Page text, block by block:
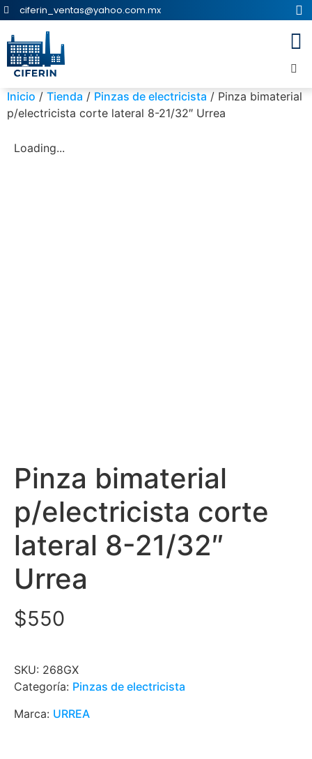
ciferin_ventas@yahoo.com.mx
Inicio / Tienda / Pinzas de electricista / Pinza bimaterial
p/electricista corte lateral 8-21/32″ Urrea
Loading...
Pinza bimaterial
p/electricista corte
lateral 8-21/32″
Urrea
$550
SKU: 268GX
Categoría: Pinzas de electricista
Marca: URREA